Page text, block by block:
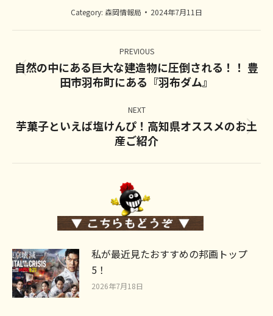
Category: 森岡情報局 2024年7月11日
navigation
PREVIOUS
Previous
post:
自然の中にある巨大な建造物に圧倒される！！ 豊
田市羽布町にある『羽布ダム』
NEXT
Next
post:
芋菓子といえば塩けんぴ！高知県オススメのお土
産ご紹介
私が最近見たおすすめの邦画トップ
5！
2026年7月18日